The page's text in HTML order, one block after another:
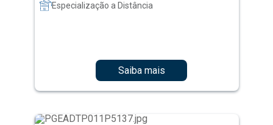
Especialização a Distância
Saiba mais